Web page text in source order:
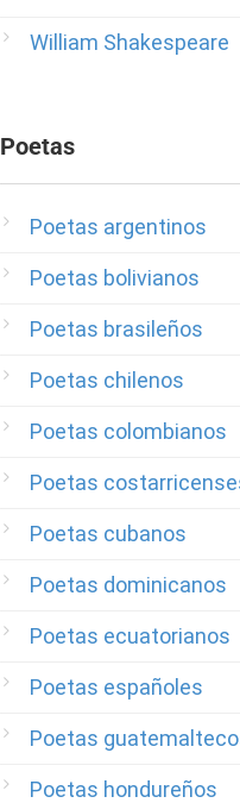
William Shakespeare
Poetas
Poetas argentinos
Poetas bolivianos
Poetas brasileños
Poetas chilenos
Poetas colombianos
Poetas
Poetas cubanos
Poetas dominicanos
Poetas ecuatorianos
Poetas españoles
Poetas
Poetas hondureños